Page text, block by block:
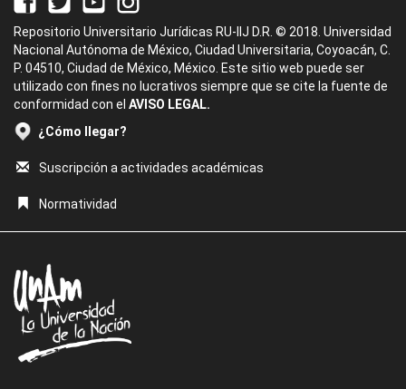
Repositorio Universitario Jurídicas RU-IIJ D.R. © 2018. Universidad
Nacional Autónoma de México, Ciudad Universitaria, Coyoacán, C.
P. 04510, Ciudad de México, México. Este sitio web puede ser
utilizado con fines no lucrativos siempre que se cite la fuente de
conformidad con el AVISO LEGAL.
¿Cómo llegar?
Suscripción a actividades académicas
Normatividad